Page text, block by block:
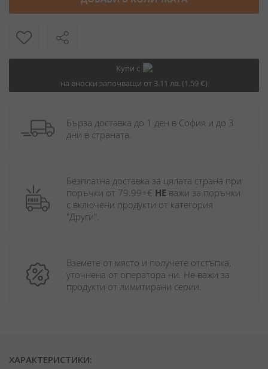
Купи с
на вноски започващи от 3.11 лв. (1.59 €)
Бърза доставка до 1 ден в София и до 3
дни в страната.
Безплатна доставка за цялата страна при
поръчки от 79.99+€ НЕ важи за поръчки
с включени продукти от категория
"Други".
Вземете от място и получете отстъпка,
уточнена от оператора ни. Не важи за
продукти от лимитирани серии.
ХАРАКТЕРИСТИКИ: